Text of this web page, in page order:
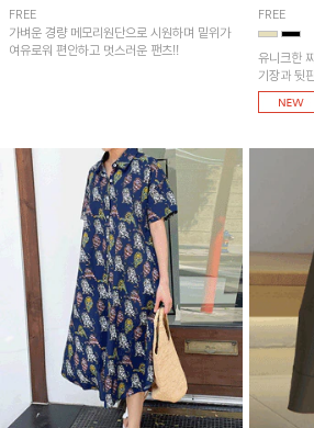
FREE
가벼운 경량 메모리원단으로 시원하며 밑위가
여유로워 편안하고 멋스러운 팬츠!!
FREE
유니크한
기장과 뒷